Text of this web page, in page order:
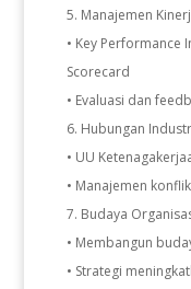
Manajemen
• Key Performance
Scorecard
• Evaluasi dan
Hubungan
• UU
• Manajemen
Budaya
• Membangun
• Strategi